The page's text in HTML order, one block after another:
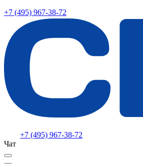
+7 (495) 967-38-72
+7 (495) 967-38-72
Чат